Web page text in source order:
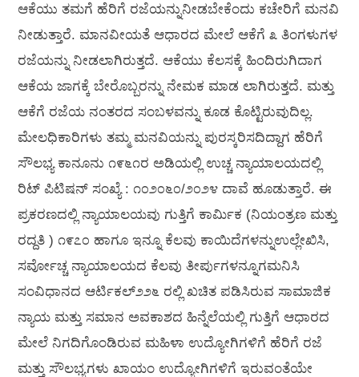
ಆಕೆಯು ತಮಗೆ ಹೆರಿಗೆ ರಜೆಯನ್ನುನೀಡಬೇಕೆಂದು ಕಚೇರಿಗೆ ಮನವಿ
ನೀಡುತ್ತಾರೆ. ಮಾನವೀಯತೆ ಆಧಾರದ ಮೇಲೆ ಆಕೆಗೆ ೩ ತಿಂಗಳುಗಳ
ರಜೆಯನ್ನು ನೀಡಲಾಗಿರುತ್ತದೆ. ಆಕೆಯು ಕೆಲಸಕ್ಕೆ ಹಿಂದಿರುಗಿದಾಗ
ಆಕೆಯ ಜಾಗಕ್ಕೆ ಬೇರೊಬ್ಬರನ್ನು ನೇಮಕ ಮಾಡ ಲಾಗಿರುತ್ತದೆ. ಮತ್ತು
ಆಕೆಗೆ ರಜೆಯ ನಂತರದ ಸಂಬಳವನ್ನು ಕೂಡ ಕೊಟ್ಟಿರುವುದಿಲ್ಲ.
ಮೇಲಧಿಕಾರಿಗಳು ತಮ್ಮ ಮನವಿಯನ್ನು ಪುರಸ್ಕರಿಸದಿದ್ದಾಗ ಹೆರಿಗೆ
ಸೌಲಭ್ಯ ಕಾನೂನು ೧೯೬೧ರ ಅಡಿಯಲ್ಲಿ ಉಚ್ಚ ನ್ಯಾಯಾಲಯದಲ್ಲಿ
ರಿಟ್ ಪಿಟಿಷನ್ ಸಂಖ್ಯೆ : ೧೦೨೦೬೦/೨೦೨೪ ದಾವೆ ಹೂಡುತ್ತಾರೆ. ಈ
ಪ್ರಕರಣದಲ್ಲಿ ನ್ಯಾಯಾಲಯವು ಗುತ್ತಿಗೆ ಕಾರ್ಮಿಕ (ನಿಯಂತ್ರಣ ಮತ್ತು
ರದ್ದತಿ ) ೧೯೭೦ ಹಾಗೂ ಇನ್ನೂ ಕೆಲವು ಕಾಯಿದೆಗಳನ್ನುಉಲ್ಲೇಖಿಸಿ,
ಸರ್ವೋಚ್ಚ ನ್ಯಾಯಾಲಯದ ಕೆಲವು ತೀರ್ಪುಗಳನ್ನೂಗಮನಿಸಿ
ಸಂವಿಧಾನದ ಆರ್ಟಿಕಲ್೨೨೬ ರಲ್ಲಿ ಖಚಿತ ಪಡಿಸಿರುವ ಸಾಮಾಜಿಕ
ನ್ಯಾಯ ಮತ್ತು ಸಮಾನ ಅವಕಾಶದ ಹಿನ್ನೆಲೆಯಲ್ಲಿ ಗುತ್ತಿಗೆ ಆಧಾರದ
ಮೇಲೆ ನಿಗದಿಗೊಂಡಿರುವ ಮಹಿಳಾ ಉದ್ಯೋಗಿಗಳಿಗೆ ಹೆರಿಗೆ ರಜೆ
ಮತ್ತು ಸೌಲಭ್ಯಗಳು ಖಾಯಂ ಉದ್ಯೋಗಿಗಳಿಗೆ ಇರುವಂತೆಯೇ